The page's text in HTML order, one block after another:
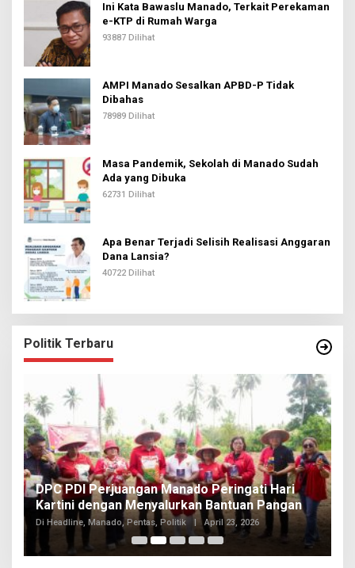
Ini Kata Bawaslu Manado, Terkait Perekaman
e-KTP di Rumah Warga
93887 Dilihat
AMPI Manado Sesalkan APBD-P Tidak
Dibahas
78989 Dilihat
Masa Pandemik, Sekolah di Manado Sudah
Ada yang Dibuka
62731 Dilihat
Apa Benar Terjadi Selisih Realisasi Anggaran
Dana Lansia?
40722 Dilihat
Politik Terbaru
DPC PDI Perjuangan Manado Peringati Hari
Kartini dengan Menyalurkan Bantuan Pangan
Di Headline, Manado, Pentas, Politik April 23, 2026